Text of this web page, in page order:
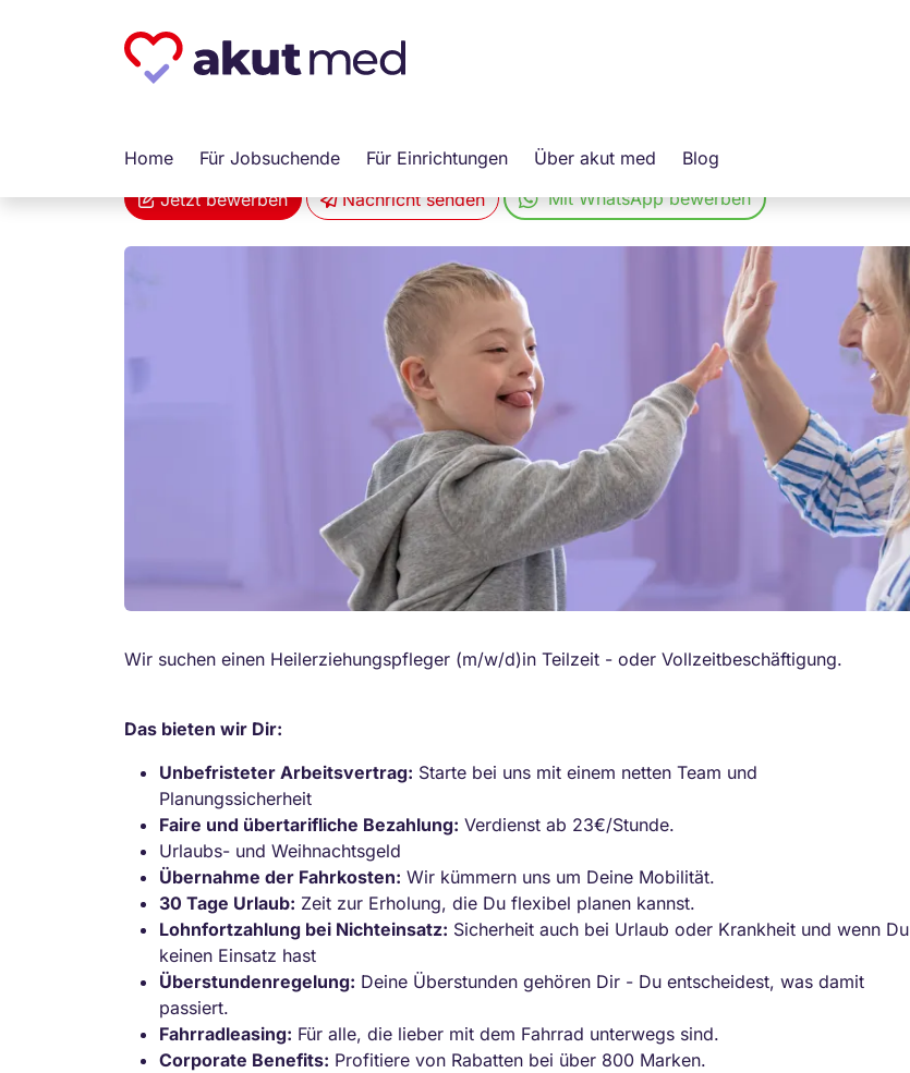
Home Für Jobsuchende Für Einrichtungen Über akut med Blog
akut... Medizinische Personallogistik GmbH
Heilerziehungspfleger (m/w/d)
Jetzt bewerben Nachricht senden Mit WhatsApp bewerben
Wir suchen einen Heilerziehungspfleger (m/w/d)in Teilzeit - oder Vollzeitbeschäftigung.
Das bieten wir Dir:
Unbefristeter Arbeitsvertrag: Starte bei uns mit einem netten Team und
Planungssicherheit
Faire und übertarifliche Bezahlung: Verdienst ab 23€/Stunde.
Urlaubs- und Weihnachtsgeld
Übernahme der Fahrkosten: Wir kümmern uns um Deine Mobilität.
30 Tage Urlaub: Zeit zur Erholung, die Du flexibel planen kannst.
Lohnfortzahlung bei Nichteinsatz: Sicherheit auch bei Urlaub oder Krankheit und wenn Du
keinen Einsatz hast
Überstundenregelung: Deine Überstunden gehören Dir - Du entscheidest, was damit
passiert.
Fahrradleasing: Für alle, die lieber mit dem Fahrrad unterwegs sind.
Corporate Benefits: Profitiere von Rabatten bei über 800 Marken.